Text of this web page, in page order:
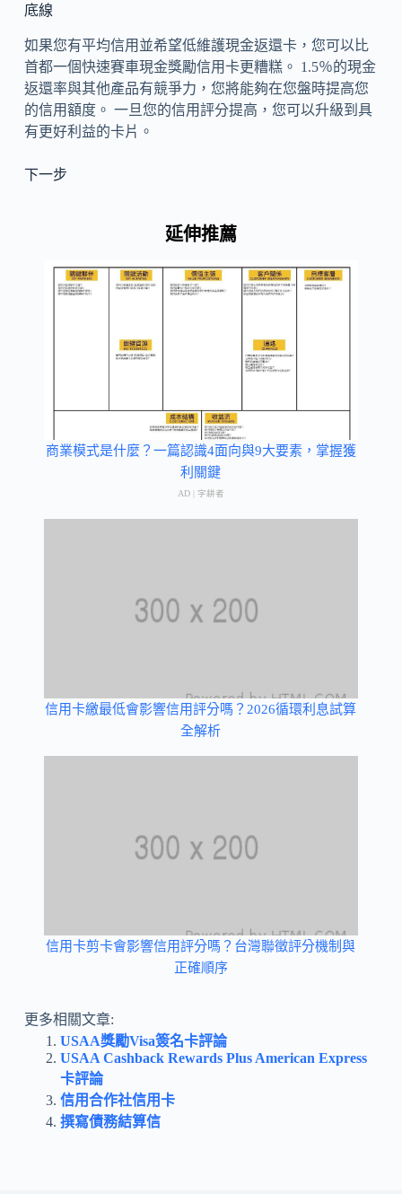
底線
如果您有平均信用並希望低維護現金返還卡，您可以比
首都一個快速賽車現金獎勵信用卡更糟糕。 1.5％的現金
返還率與其他產品有競爭力，您將能夠在您盤時提高您
的信用額度。 一旦您的信用評分提高，您可以升級到具
有更好利益的卡片。
下一步
延伸推薦
商業模式是什麼？一篇認識4面向與9大要素，掌握獲
利關鍵
AD | 字耕者
信用卡繳最低會影響信用評分嗎？2026循環利息試算
全解析
信用卡剪卡會影響信用評分嗎？台灣聯徵評分機制與
正確順序
更多相關文章:
USAA獎勵Visa簽名卡評論
USAA Cashback Rewards Plus American Express
卡評論
信用合作社信用卡
撰寫債務結算信